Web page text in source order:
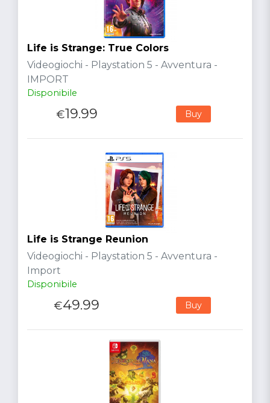
Life is Strange: True Colors
Videogiochi - Playstation 5 - Avventura -
IMPORT
Disponibile
€19.99 Buy
Life is Strange Reunion
Videogiochi - Playstation 5 - Avventura -
Import
Disponibile
€49.99 Buy